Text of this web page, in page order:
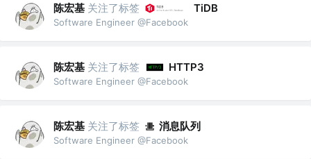
陈宏基 关注了标签 TiDB
Software Engineer @Facebook
陈宏基 关注了标签 HTTP3
Software Engineer @Facebook
陈宏基 关注了标签 消息队列
Software Engineer @Facebook